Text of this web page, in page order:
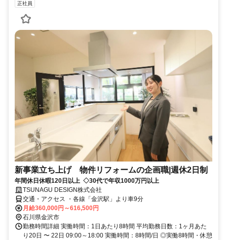
正社員
新事業立ち上げ 物件リフォームの企画職|週休2日制
年間休日休暇120日以上 ◇30代で年収1000万円以上
TSUNAGU DESIGN株式会社
交通・アクセス ・各線「金沢駅」より車9分
月給360,000円～616,500円
石川県金沢市
勤務時間詳細 実働時間：1日あたり8時間 平均勤務日数：1ヶ月あた
り20日 〜 22日 09:00～18:00 実働時間：8時間/日 ◎実働8時間・休憩